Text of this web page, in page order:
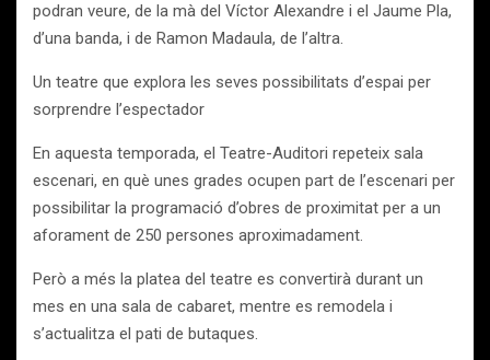
podran veure, de la mà del Víctor Alexandre i el Jaume Pla,
d’una banda, i de Ramon Madaula, de l’altra.
Un teatre que explora les seves possibilitats d’espai per
sorprendre l’espectador
En aquesta temporada, el Teatre-Auditori repeteix sala
escenari, en què unes grades ocupen part de l’escenari per
possibilitar la programació d’obres de proximitat per a un
aforament de 250 persones aproximadament.
Però a més la platea del teatre es convertirà durant un
mes en una sala de cabaret, mentre es remodela i
s’actualitza el pati de butaques.